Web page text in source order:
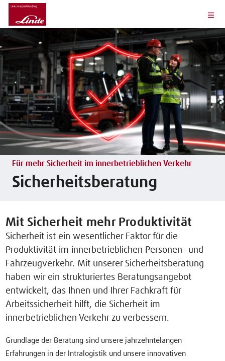
Für mehr Sicherheit im innerbetrieblichen Verkehr
Sicherheitsberatung
Mit Sicherheit mehr Produktivität
Sicherheit ist ein wesentlicher Faktor für die
Produktivität im innerbetrieblichen Personen- und
Fahrzeugverkehr. Mit unserer Sicherheitsberatung
haben wir ein strukturiertes Beratungsangebot
entwickelt, das Ihnen und Ihrer Fachkraft für
Arbeitssicherheit hilft, die Sicherheit im
innerbetrieblichen Verkehr zu verbessern.
Grundlage der Beratung sind unsere jahrzehntelangen
Erfahrungen in der Intralogistik und unsere innovativen